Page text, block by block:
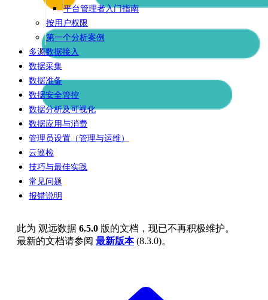
平台管理者入门指南
按用户权限
第一个分析案例
多源数据接入
数据采集
数据准备
数据安全管控
数据分析及可视化
数据应用与消费
管理员设置（管理与运维）
云巡检
技巧与最佳实践
常见问题
报错说明
此为 观远数据 6.5.0 版的文档，现已不再积极维护。
最新的文档请参阅 最新版本(8.3.0)。